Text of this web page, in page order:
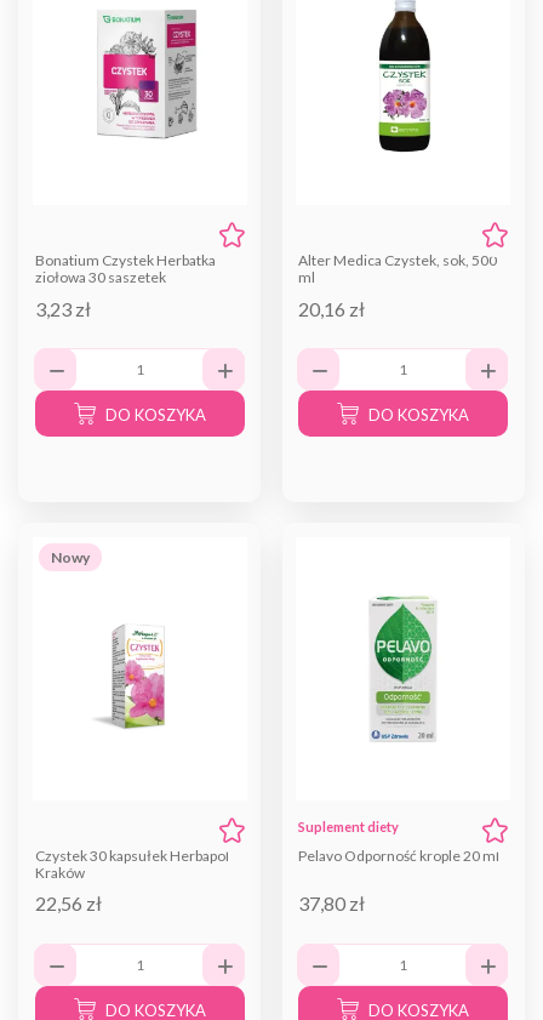
Bonatium Czystek Herbatka
ziołowa 30 saszetek
3,23 zł
DO KOSZYKA
Alter Medica Czystek, sok, 500
ml
20,16 zł
DO KOSZYKA
Nowy
Czystek 30 kapsułek Herbapol
Kraków
22,56 zł
DO KOSZYKA
Suplement diety
Pelavo Odporność krople 20 ml
37,80 zł
DO KOSZYKA